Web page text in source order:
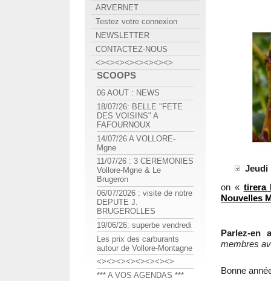
Jeudi
on « tirera
Nouvelles
Parlez-en
membres
Bonne
ARVERNET
Testez votre connexion
NEWSLETTER
CONTACTEZ-NOUS
<><><><><><><><>
SCOOPS
06 AOUT : NEWS
18/07/26: BELLE "FETE
DES VOISINS" A
FAFOURNOUX
14/07/26 A VOLLORE-
Mgne
11/07/26 : 3 CEREMONIES
Vollore-Mgne & Le
Brugeron
06/07/2026 : visite de notre
DEPUTE J.
BRUGEROLLES
19/06/26: superbe vendredi
Les prix des carburants
autour de Vollore-Montagne
<><><><><><><><>
*** A VOS AGENDAS ***